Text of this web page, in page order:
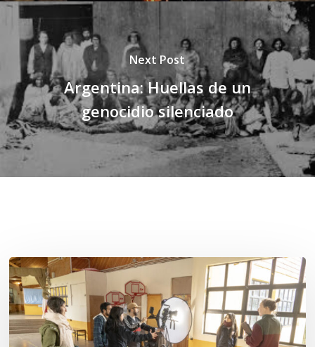
Next Post
Argentina: Huellas de un
genocidio silenciado
Toda
el
agua
del